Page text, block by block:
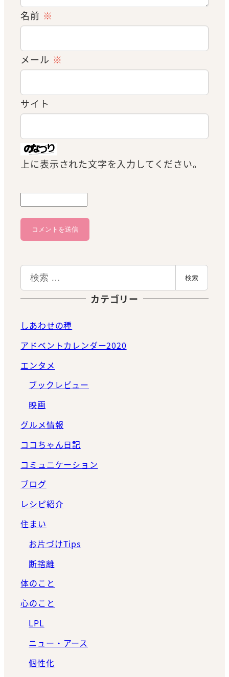
名前 ※
メール ※
サイト
上に表示された文字を入力してください。
索
検索
カテゴリー
しあわせの種
アドベントカレンダー2020
エンタメ
ブックレビュー
映画
グルメ情報
ココちゃん日記
コミュニケーション
ブログ
レシピ紹介
住まい
お片づけTips
断捨離
体のこと
心のこと
LPL
ニュー・アース
個性化